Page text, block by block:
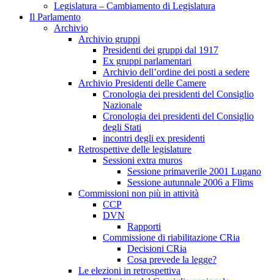
Legislatura – Cambiamento di Legislatura
Il Parlamento
Archivio
Archivio gruppi
Presidenti dei gruppi dal 1917
Ex gruppi parlamentari
Archivio dell’ordine dei posti a sedere
Archivio Presidenti delle Camere
Cronologia dei presidenti del Consiglio
Nazionale
Cronologia dei presidenti del Consiglio
degli Stati
incontri degli ex presidenti
Retrospettive delle legislature
Sessioni extra muros
Sessione primaverile 2001 Lugano
Sessione autunnale 2006 a Flims
Commissioni non più in attività
CCP
DVN
Rapporti
Commissione di riabilitazione CRia
Decisioni CRia
Cosa prevede la legge?
Le elezioni in retrospettiva